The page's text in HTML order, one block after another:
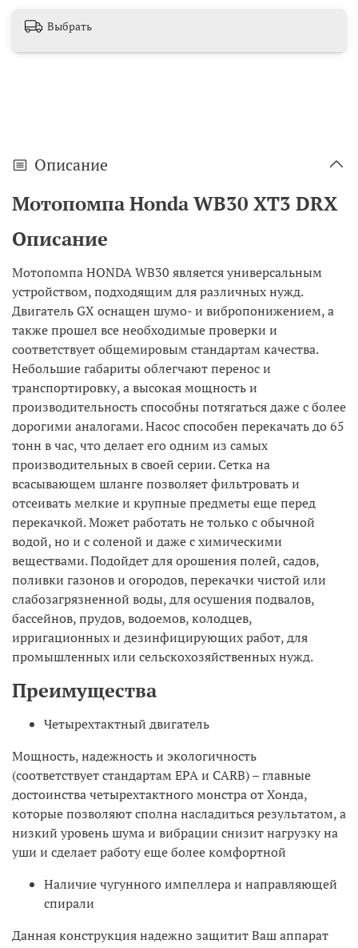
Выбрать
Описание
Мотопомпа Honda WB30 XT3 DRX
Описание
Мотопомпа HONDA WB30 является универсальным
устройством, подходящим для различных нужд.
Двигатель GX оснащен шумо- и вибропонижением, а
также прошел все необходимые проверки и
соответствует общемировым стандартам качества.
Небольшие габариты облегчают перенос и
транспортировку, а высокая мощность и
производительность способны потягаться даже с более
дорогими аналогами. Насос способен перекачать до 65
тонн в час, что делает его одним из самых
производительных в своей серии. Сетка на
всасывающем шланге позволяет фильтровать и
отсеивать мелкие и крупные предметы еще перед
перекачкой. Может работать не только с обычной
водой, но и с соленой и даже с химическими
веществами. Подойдет для орошения полей, садов,
поливки газонов и огородов, перекачки чистой или
слабозагрязненной воды, для осушения подвалов,
бассейнов, прудов, водоемов, колодцев,
ирригационных и дезинфицирующих работ, для
промышленных или сельскохозяйственных нужд.
Преимущества
Четырехтактный двигатель
Мощность, надежность и экологичность
(соответствует стандартам EPA и CARB) – главные
достоинства четырехтактного монстра от Хонда,
которые позволяют сполна насладиться результатом, а
низкий уровень шума и вибрации снизит нагрузку на
уши и сделает работу еще более комфортной
Наличие чугунного импеллера и направляющей
спирали
Данная конструкция надежно защитит Ваш аппарат